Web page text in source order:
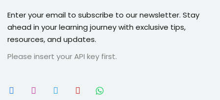
Enter your email to subscribe to our newsletter. Stay
ahead in your learning journey with exclusive tips,
resources, and updates.
Please insert your API key first.